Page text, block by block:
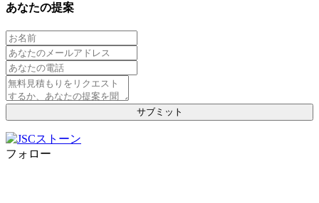
あなたの提案
フォロー